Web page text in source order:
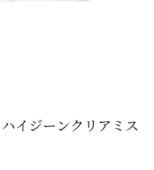
イジーンクリアミス